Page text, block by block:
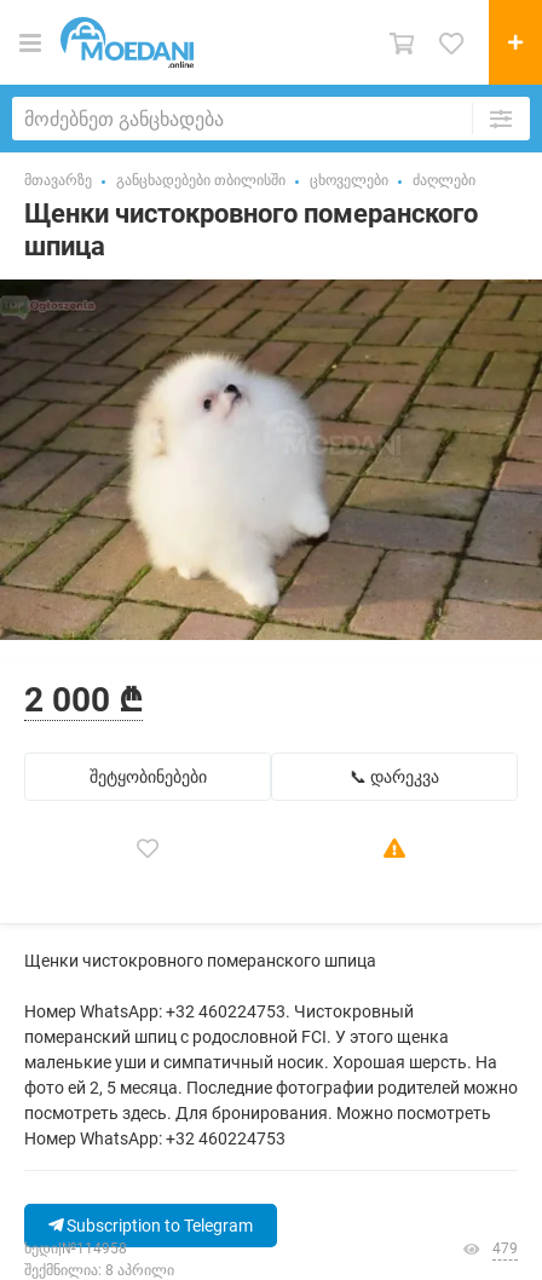
მთავარზე განცხადებები თბილისში ცხოველები ძაღლები
Щенки чистокровного померанского
шпица
2 000 ₾
შეტყობინებები 📞 დარეკვა
Щенки чистокровного померанского шпица
Номер WhatsApp: +32 460224753. Чистокровный
померанский шпиц с родословной FCI. У этого щенка
маленькие уши и симпатичный носик. Хорошая шерсть. На
фото ей 2, 5 месяца. Последние фотографии родителей можно
посмотреть здесь. Для бронирования. Можно посмотреть
Номер WhatsApp: +32 460224753
Subscription to Telegram
ხედი|№114958
შექმნილია: 8 აპრილი
479